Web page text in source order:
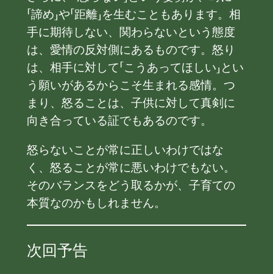
「諦め」や「距離」を生むこともあります。相
手に期待しない、関わらないという態度
は、愛情の反対側にあるものです。怒り
は、相手に対して「こうあってほしい」とい
う願いがあるからこそ生まれる感情。つ
まり、怒ることは、子供に対して真剣に
向き合っている証でもあるのです。
怒らないことが常に正しいわけではな
く、怒ることが常に悪いわけでもない。
そのバランスをどう取るかが、子育ての
本質なのかもしれません。
次回予告